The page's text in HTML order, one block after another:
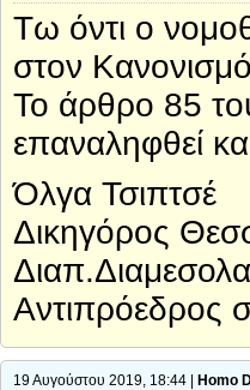
Tω όντι ο
στον
Το άρθρο 85
επαναληφθεί
Όλγα Τσιπτσέ
Δικηγόρος
Αντιπρόεδρος
19 Αυγούστου 2019, 18:44 | Homo